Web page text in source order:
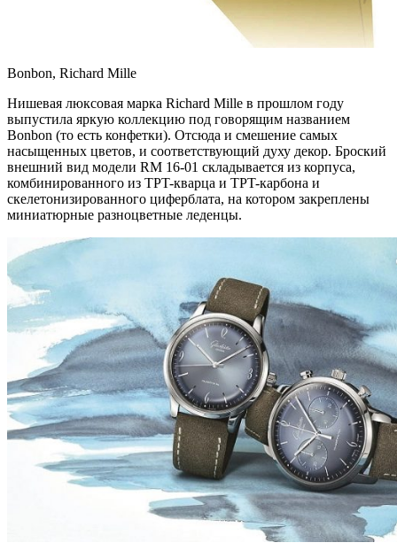
Bonbon, Richard Mille
Нишевая люксовая марка Richard Mille в прошлом году
выпустила яркую коллекцию под говорящим названием
Bonbon (то есть конфетки). Отсюда и смешение самых
насыщенных цветов, и соответствующий духу декор. Броский
внешний вид модели RM 16-01 складывается из корпуса,
комбинированного из TPT-кварца и TPT-карбона и
скелетонизированного циферблата, на котором закреплены
миниатюрные разноцветные леденцы.